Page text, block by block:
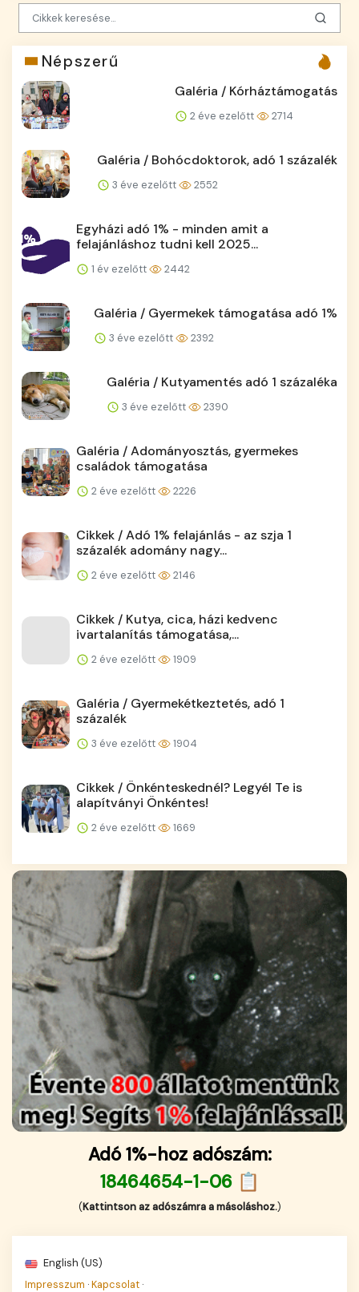
Népszerű
Galéria / Kórháztámogatás
2 éve ezelőtt 2714
Galéria / Bohócdoktorok, adó 1 százalék
3 éve ezelőtt 2552
Egyházi adó 1% - minden amit a
felajánláshoz tudni kell 2025...
1 év ezelőtt 2442
Galéria / Gyermekek támogatása adó 1%
3 éve ezelőtt 2392
Galéria / Kutyamentés adó 1 százaléka
3 éve ezelőtt 2390
Galéria / Adományosztás, gyermekes
családok támogatása
2 éve ezelőtt 2226
Cikkek / Adó 1% felajánlás - az szja 1
százalék adomány nagy...
2 éve ezelőtt 2146
Cikkek / Kutya, cica, házi kedvenc
ivartalanítás támogatása,...
2 éve ezelőtt 1909
Galéria / Gyermekétkeztetés, adó 1
százalék
3 éve ezelőtt 1904
Cikkek / Önkénteskednél? Legyél Te is
alapítványi Önkéntes!
2 éve ezelőtt 1669
Adó 1%-hoz adószám:
18464654-1-06 📋
(Kattintson az adószámra a másoláshoz.)
English (US)
Impresszum ·Kapcsolat ·